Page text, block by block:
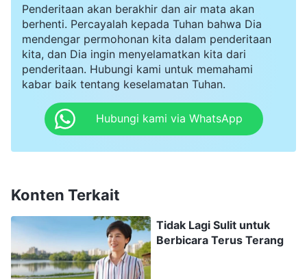
berpikir, "Saudari Liu pasti mengetahui prinsip
tentang penggantian pemimpin, jadi jika aku
kembali menyinggung hal ini, akankah dia
mengira aku sedang mengatakan dia tidak
sedang melakukan pekerjaan yang nyata? Dan
dia pasti akan berpikir aku menimbulkan terlalu
banyak masalah dan aku sulit hidup rukun. Jika
masa depan sebagai rekan sekerja?" Pada saat
itu, aku memutuskan untuk tidak lagi
mengatakan apa pun.
Penderitaan akan berakhir dan air mata akan
berhenti. Percayalah kepada Tuhan bahwa Dia
mendengar permohonan kita dalam penderitaan
kita, dan Dia ingin menyelamatkan kita dari
penderitaan. Hubungi kami untuk memahami
kabar baik tentang keselamatan Tuhan.
Hubungi kami via WhatsApp
Konten Terkait
Tidak Lagi Sulit untuk
Berbicara Terus Terang